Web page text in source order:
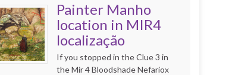
Painter Manho
location in MIR4
localização
If you stopped in the Clue 3 in
the Mir 4 Bloodshade Nefariox